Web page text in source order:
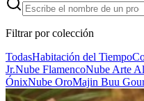
Filtrar por colección
TodasHabitación del Tiempo
Jr.Nube FlamencoNube Arte
ÓnixNube OroMajin Buu